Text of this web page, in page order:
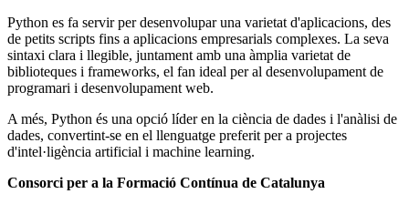
Python es fa servir per desenvolupar una varietat d'aplicacions, des
de petits scripts fins a aplicacions empresarials complexes. La seva
sintaxi clara i llegible, juntament amb una àmplia varietat de
biblioteques i frameworks, el fan ideal per al desenvolupament de
programari i desenvolupament web.
A més, Python és una opció líder en la ciència de dades i l'anàlisi de
dades, convertint-se en el llenguatge preferit per a projectes
d'intel·ligència artificial i machine learning.
Consorci per a la Formació Contínua de Catalunya